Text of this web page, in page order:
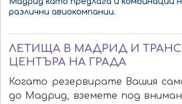
различни авиокомпании.
ЛЕТИЩА В МАДРИД И
ЦЕНТЪРА НА ГРАДА
Когато резервирате Вашия
до Мадрид, вземете под